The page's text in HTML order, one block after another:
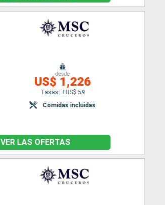
desde
US$ 1,226
Tasas: +US$ 59
Comidas incluidas
VER LAS OFERTAS